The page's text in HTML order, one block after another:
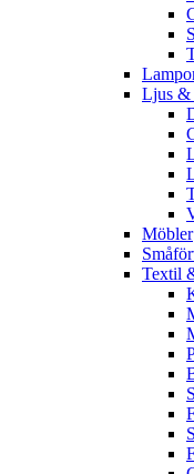
Ljus &
Möbler
Textil